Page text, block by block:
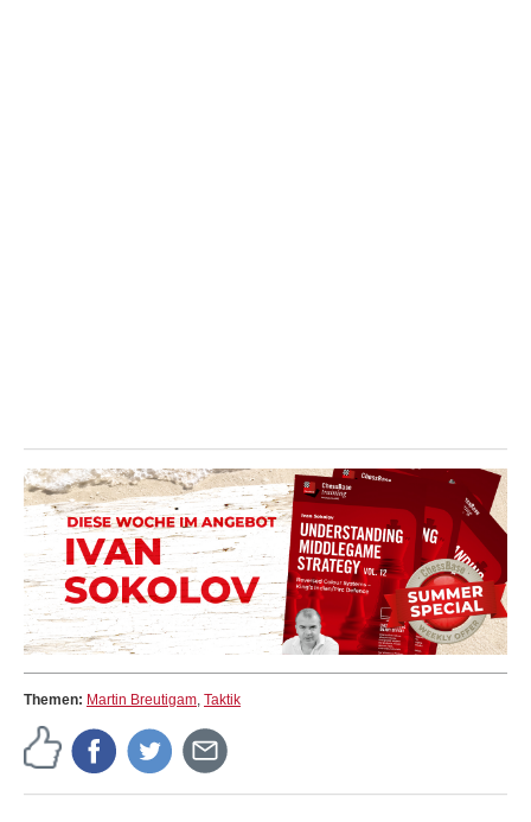
Themen: Martin Breutigam, Taktik